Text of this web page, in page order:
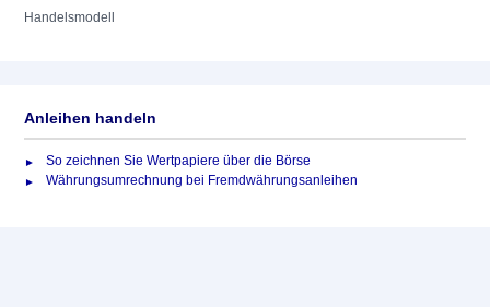
Handelsmodell
Anleihen handeln
So zeichnen Sie Wertpapiere über die Börse
Währungsumrechnung bei Fremdwährungsanleihen